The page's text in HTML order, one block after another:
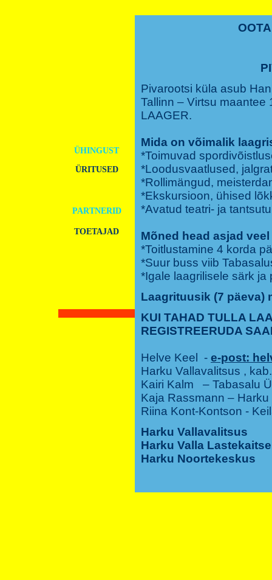
ÜHINGUST
ÜRITUSED
PARTNERID
TOETAJAD
Pivarootsi küla asub
Tallinn – Virtsu maantee
LAAGER.
Mida on võimalik
*Toimuvad
*Loodusvaatlused,
*Rollimängud,
*Ekskursioon, ühised
*Avatud teatri- ja
Mõned head asjad
*Toitlustamine 4 korda
*Suur buss viib
*Igale laagrilisele särk ja
Laagrituusik (7 päeva)
KUI TAHAD TULLA
REGISTREERUDA
Helve Keel - e-post:
Harku Vallavalitsus ,
Kairi Kalm – Tabasalu
Kaja Rassmann –
Riina Kont-Kontson -
Harku Vallavalitsus
Harku Valla
Harku Noortekeskus